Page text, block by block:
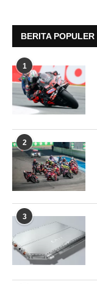
BERITA POPULER
1
2
3